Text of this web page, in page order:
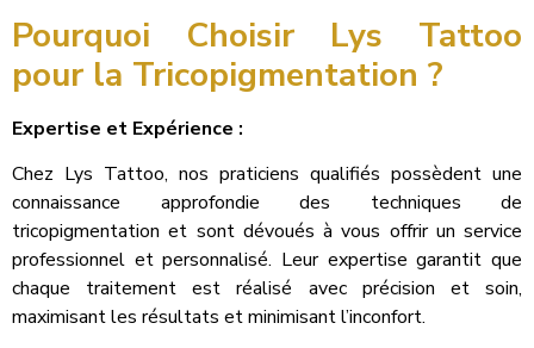
Pourquoi Choisir Lys Tattoo
pour la Tricopigmentation ?
Expertise et Expérience :
Chez Lys Tattoo, nos praticiens qualifiés possèdent une
connaissance approfondie des techniques de
tricopigmentation et sont dévoués à vous offrir un service
professionnel et personnalisé. Leur expertise garantit que
chaque traitement est réalisé avec précision et soin,
maximisant les résultats et minimisant l’inconfort.